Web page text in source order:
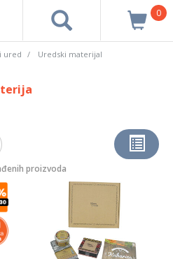
0
ured
Uredski materijal
proizvoda